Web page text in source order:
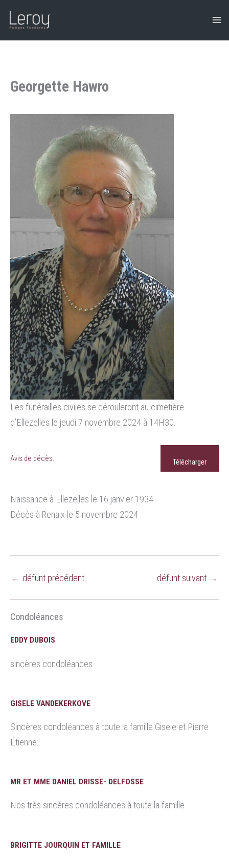
Georgette Hawro
Les funérailles civiles se dérouleront au cimetière
d’Ellezelles le jeudi 7 novembre 2024 à 14H30.
Avis de décès. Télécharger
Naissance à Ellezelles le 16 janvier 1934
Décès à Renaix le 5 novembre 2024
← défunt précédent défunt suivant →
Condoléances
EDDY DUBOIS
sincères condoléances
GISELE VANDEKERKOVE
Sincères condoléances à toute la famille.Gisele et Pierre
Étienne.
MR ET MME DANIEL DRISSE- DELFOSSE
Nos très sincères condoléances à toute la famille.
BRIGITTE JOURQUIN ET FAMILLE